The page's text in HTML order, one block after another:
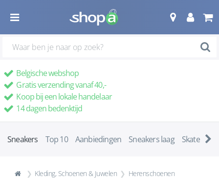
Belgische webshop
Gratis verzending vanaf 40,-
Koop bij een lokale handelaar
14 dagen bedenktijd
Sneakers Top 10 Aanbiedingen Sneakers laag
Kleding, Schoenen & Juwelen
Herenschoenen